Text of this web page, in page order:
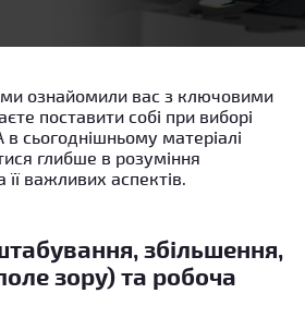
ми ознайомили вас з ключовими
поставити собі при виборі
сьогоднішньому матеріалі
глибше в розуміння
її важливих аспектів.
збільшення,
зору) та робоча